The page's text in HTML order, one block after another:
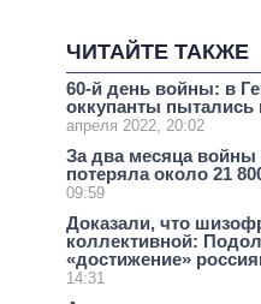
ЧИТАЙТЕ ТАКЖЕ
60-й день войны: в
оккупанты пытались
апреля 2022, 20:02
За два месяца войны
потеряла около 21
09:59
Доказали, что
коллективной:
«достижение»
14:31